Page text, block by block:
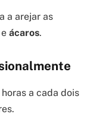
a arejar as
ácaros.
a cada dois